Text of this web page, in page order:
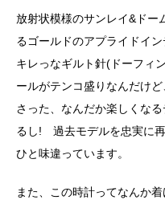
放射状模様のサンレイ&ドー
るゴールドのアプライドイ
キレっなギルト針(ドーフィ
ールがテンコ盛りなんだけ
さった、なんだか楽しくな
るし! 過去モデルを忠実に
ひと味違っています。
また、この時計ってなんか